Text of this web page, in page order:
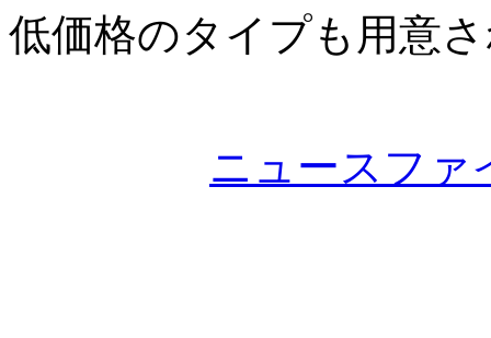
低価格のタイプも用意
ニュースファ